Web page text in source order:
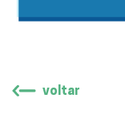
voltar